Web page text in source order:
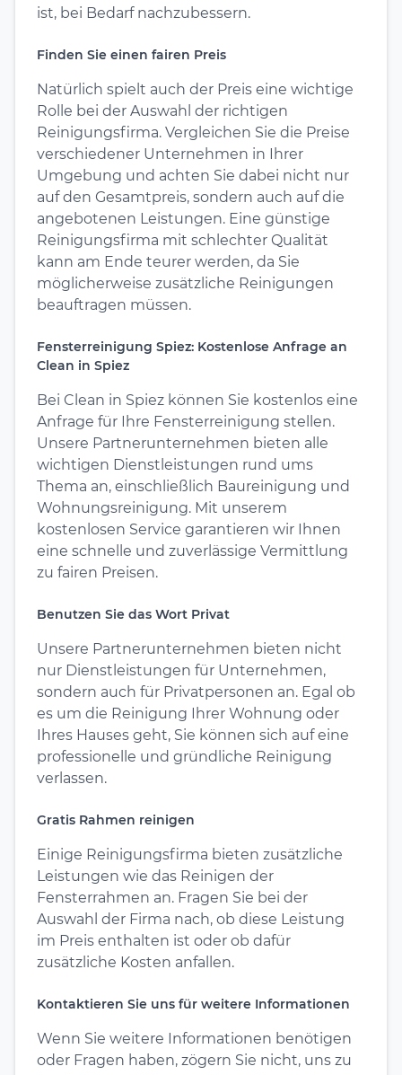
ist, bei Bedarf nachzubessern.
Finden Sie einen fairen Preis
Natürlich spielt auch der Preis eine wichtige
Rolle bei der Auswahl der richtigen
Reinigungsfirma. Vergleichen Sie die Preise
verschiedener Unternehmen in Ihrer
Umgebung und achten Sie dabei nicht nur
auf den Gesamtpreis, sondern auch auf die
angebotenen Leistungen. Eine günstige
Reinigungsfirma mit schlechter Qualität
kann am Ende teurer werden, da Sie
möglicherweise zusätzliche Reinigungen
beauftragen müssen.
Fensterreinigung Spiez: Kostenlose Anfrage an
Clean in Spiez
Bei Clean in Spiez können Sie kostenlos eine
Anfrage für Ihre Fensterreinigung stellen.
Unsere Partnerunternehmen bieten alle
wichtigen Dienstleistungen rund ums
Thema an, einschließlich Baureinigung und
Wohnungsreinigung. Mit unserem
kostenlosen Service garantieren wir Ihnen
eine schnelle und zuverlässige Vermittlung
zu fairen Preisen.
Benutzen Sie das Wort Privat
Unsere Partnerunternehmen bieten nicht
nur Dienstleistungen für Unternehmen,
sondern auch für Privatpersonen an. Egal ob
es um die Reinigung Ihrer Wohnung oder
Ihres Hauses geht, Sie können sich auf eine
professionelle und gründliche Reinigung
verlassen.
Gratis Rahmen reinigen
Einige Reinigungsfirma bieten zusätzliche
Leistungen wie das Reinigen der
Fensterrahmen an. Fragen Sie bei der
Auswahl der Firma nach, ob diese Leistung
im Preis enthalten ist oder ob dafür
zusätzliche Kosten anfallen.
Kontaktieren Sie uns für weitere Informationen
Wenn Sie weitere Informationen benötigen
oder Fragen haben, zögern Sie nicht, uns zu